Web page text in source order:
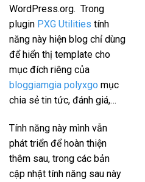
WordPress.org. Trong
plugin PXG Utilities tính
năng này hiện blog chỉ dùng
để hiển thị template cho
mục đích riêng của
bloggiamgia polyxgo mục
chia sẻ tin tức, đánh giá,…
Tính năng này mình vẫn
phát triển để hoàn thiện
thêm sau, trong các bản
cập nhật tính năng sau này